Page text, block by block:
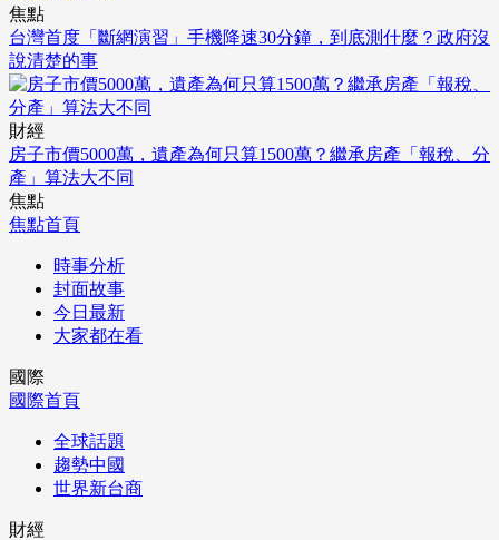
焦點
台灣首度「斷網演習」手機降速30分鐘，到底測什麼？政府沒
說清楚的事
財經
房子市價5000萬，遺產為何只算1500萬？繼承房產「報稅、分
產」算法大不同
焦點
焦點首頁
時事分析
封面故事
今日最新
大家都在看
國際
國際首頁
全球話題
趨勢中國
世界新台商
財經